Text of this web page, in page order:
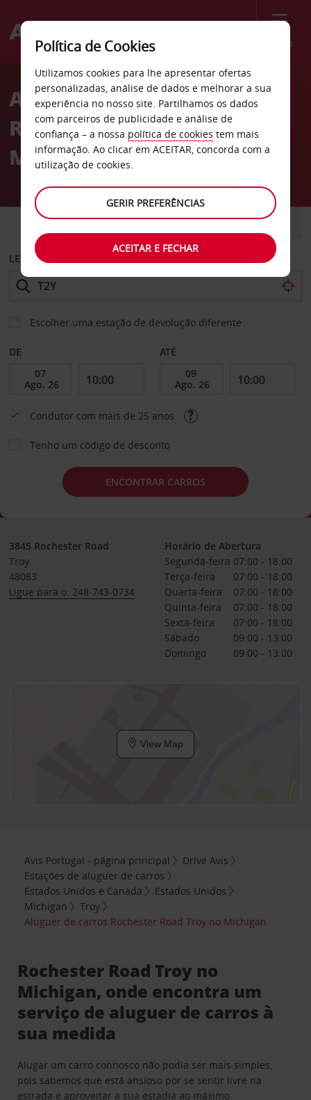
Menu
Welcome
AvisAluguer de carros
Rochester Road Troy no
Michigan
CARRO COMERCIAIS
LEVANTAR EM
Escolher uma estação de devolução diferente
DE ATÉ
Condutor com mais de 25 anos
Tenho um código de desconto
ENCONTRAR CARROS
3845 Rochester Road
Troy
48083
Ligue para o: 248-743-0734
Horário de Abertura
Segunda-feira 07:00 - 18:00
Terça-feira
07:00 - 18:00
Quarta-feira
07:00 - 18:00
Quinta-feira
07:00 - 18:00
Sexta-feira
07:00 - 18:00
Sábado
09:00 - 13:00
Domingo
09:00 - 13:00
View Map
Avis Portugal - página principal
Drive Avis
Estações de aluguer de carros
Estados Unidos e Canadá
Estados Unidos
Michigan
Troy
Aluguer de carros Rochester Road Troy no Michigan
Rochester Road Troy no
Michigan, onde encontra um
serviço de aluguer de carros à
sua medida
Alugar um carro connosco não podia ser mais simples,
pois sabemos que está ansioso por se sentir livre na
estrada e aproveitar a sua estadia ao máximo.
Política de Cookies
Utilizamos cookies para lhe apresentar ofertas
personalizadas, análise de dados e melhorar a sua
experiência no nosso site. Partilhamos os dados
com parceiros de publicidade e análise de
confiança – a nossa política de cookies tem mais
informação. Ao clicar em ACEITAR, concorda com a
utilização de cookies.
GERIR PREFERÊNCIAS
ACEITAR E FECHAR